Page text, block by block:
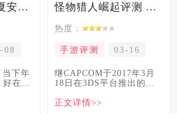
土家烧饼荣登夏安必吃榜？烧饼西施摇身成流量网红！
08
当下年
在美
怪物猎人崛起评测 万众瞩目不负众望
热度：
手游评测 03-16
继CAPCOM于2017年3月
18日在3DS平台推出的
正文详情>>